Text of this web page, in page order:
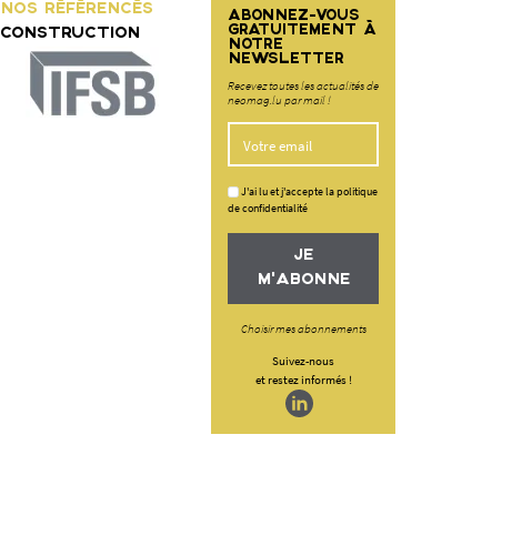
NOS RÉFÉRENCÉS
CONSTRUCTION
ABONNEZ-VOUS
GRATUITEMENT À
NOTRE
NEWSLETTER
Recevez toutes les actualités de
neomag.lu par mail !
J'ai lu et j'accepte la politique
de confidentialité
JE
M'ABONNE
Choisir mes abonnements
Suivez-nous
et restez informés !